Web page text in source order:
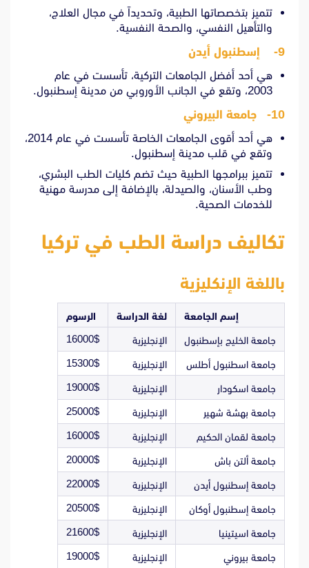
تتميز بتخصصاتها الطبية، وتحديداً في مجال العلاج،
والتأهيل النفسي، والصحة النفسية.
9- إسطنبول أيدن
هي أحد أفضل الجامعات التركية، تأسست في عام
2003، وتقع في الجانب الأوروبي من مدينة إسطنبول.
10- جامعة البيروني
هي أحد أقوى الجامعات الخاصة تأسست في عام 2014،
وتقع في قلب مدينة إسطنبول.
تتميز ببرامجها الطبية حيث تضم كليات الطب البشري،
وطب الأسنان، والصيدلة، بالإضافة إلى مدرسة مهنية
للخدمات الصحية.
تكاليف دراسة الطب في تركيا
باللغة الإنكليزية
إسم الجامعة لغة الدراسة الرسوم
جامعة الخليج بإسطنبول الإنجليزية 16000$
جامعة اسطنبول أطلس الإنجليزية 15300$
جامعة اسكودار الإنجليزية 19000$
جامعة بهشة شهير الإنجليزية 25000$
جامعة لقمان الحكيم الإنجليزية 16000$
جامعة ألتن باش الإنجليزية 20000$
جامعة إسطنبول أيدن الإنجليزية 22000$
جامعة إسطنبول أوكان الإنجليزية 20500$
جامعة اسيتينيا الإنجليزية 21600$
جامعة بيروني الإنجليزية 19000$